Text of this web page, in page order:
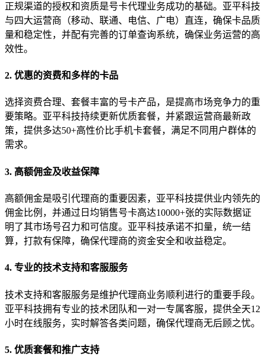
正规渠道的授权和资质是号卡代理业务成功的基础。亚平科技
与四大运营商（移动、联通、电信、广电）直连，确保卡品质
量和稳定性，并配有完善的订单查询系统，确保业务运营的高
效性。
2. 优惠的资费和多样的卡品
选择资费合理、套餐丰富的号卡产品，是提高市场竞争力的重
要策略。亚平科技持续更新优质套餐，并紧跟运营商最新政
策，提供多达50+高性价比手机卡套餐，满足不同用户群体的
需求。
3. 高额佣金及收益保障
高额佣金是吸引代理商的重要因素，亚平科技提供业内领先的
佣金比例，并通过日均销售号卡高达10000+张的实际数据证
明了其市场号召力和可信度。亚平科技承诺不扣量，统一结
算，打款有保障，确保代理商的资金安全和收益稳定。
4. 专业的技术支持和客服服务
技术支持和客服服务是维护代理商业务顺利进行的重要手段。
亚平科技拥有专业的技术团队和一对一专属客服，提供全天12
小时在线服务，实时解答各类问题，确保代理商无后顾之忧。
5. 优质套餐和推广支持